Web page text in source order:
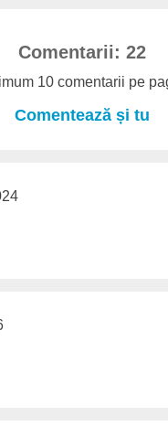
Comentarii: 22
10 comentarii pe
Comentează și tu